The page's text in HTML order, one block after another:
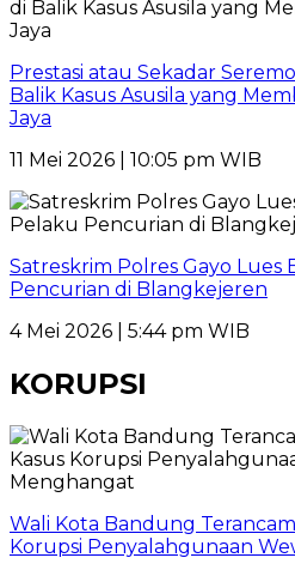
Prestasi atau Sekadar
Balik Kasus Asusila yang
Jaya
11 Mei 2026 | 10:05 pm WIB
Satreskrim Polres Gayo Lues
Pencurian di Blangkejeren
4 Mei 2026 | 5:44 pm WIB
KORUPSI
Wali Kota Bandung
Korupsi Penyalahgunaan